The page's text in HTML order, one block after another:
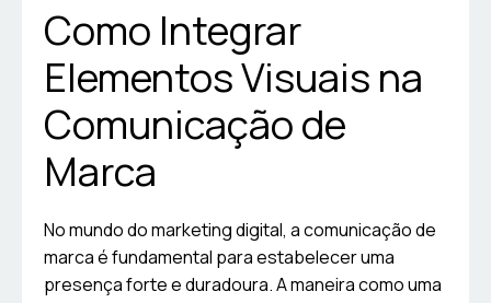
Como Integrar
Elementos Visuais na
Comunicação de
Marca
No mundo do marketing digital, a comunicação de
marca é fundamental para estabelecer uma
presença forte e duradoura. A maneira como uma